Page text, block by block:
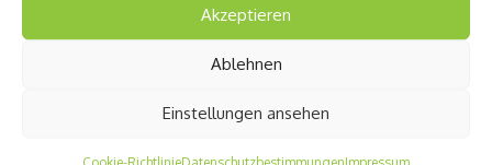
Akzeptieren
Ablehnen
Einstellungen ansehen
Cookie-RichtlinieDatenschutzbestimmungenImpressum
Nächster Beitrag